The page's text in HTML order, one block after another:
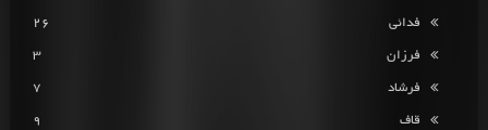
فدائی 26
فرزان 3
فرشاد 7
قاف 9